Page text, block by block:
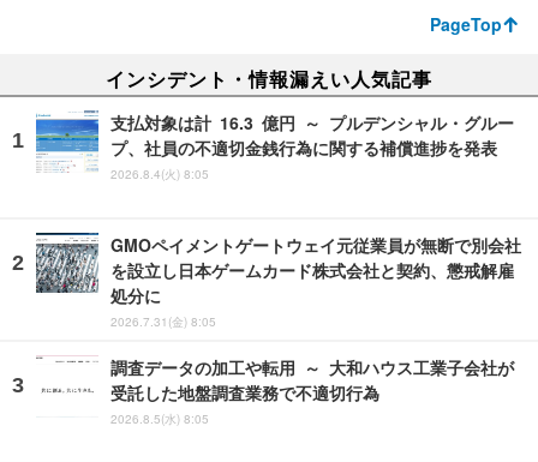
PageTop
インシデント・情報漏えい人気記事
支払対象は計 16.3 億円 ～ プルデンシャル・グルー
プ、社員の不適切金銭行為に関する補償進捗を発表
2026.8.4(火) 8:05
GMOペイメントゲートウェイ元従業員が無断で別会社
を設立し日本ゲームカード株式会社と契約、懲戒解雇
処分に
2026.7.31(金) 8:05
調査データの加工や転用 ～ 大和ハウス工業子会社が
受託した地盤調査業務で不適切行為
2026.8.5(水) 8:05